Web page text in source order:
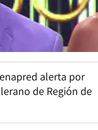
alerta por
de Región de